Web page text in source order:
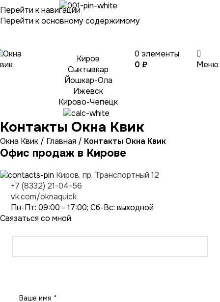
Перейти к навигации
Перейти к основному содержимому
Выберите
Киров
Сыктывкар
Йошкар-Ола
Ижевск
Кирово-Чепецк
0 элементы
0 ₽ Меню
Контакты Окна Квик
Окна Квик / Главная / Контакты Окна Квик
Офис продаж в Кирове
Киров, пр. Транспортный 12
+7 (8332) 21-04-56
vk.com/oknaquick
Пн-Пт: 09:00 - 17:00; Сб-Вс: выходной
Связаться со мной